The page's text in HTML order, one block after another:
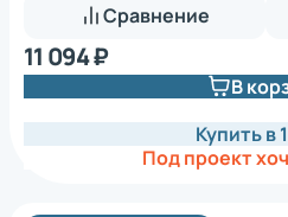
Сравнение
11 094 ₽
В
Купить в
Под проект